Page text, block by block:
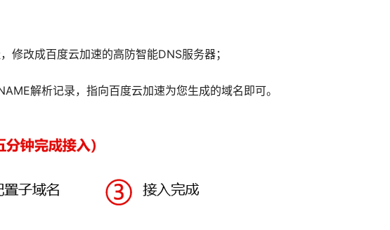
修改成百度云加速的高防智能DNS服务器；
解析记录，指向百度云加速为您生成的域名即可。